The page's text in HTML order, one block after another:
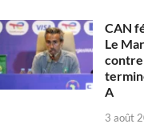
CAN
Le
contre
A
3 août